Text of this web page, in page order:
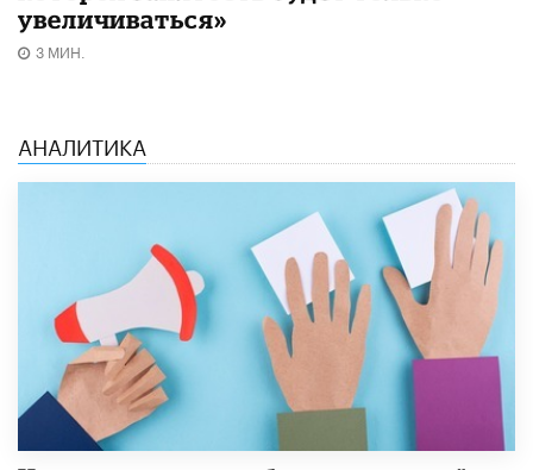
увеличиваться»
3 МИН.
АНАЛИТИКА